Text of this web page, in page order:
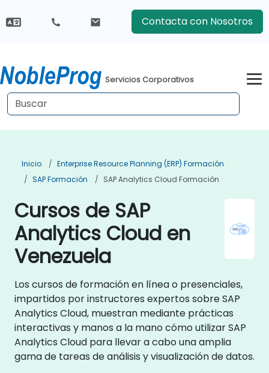
Contacta con Nosotros
Servicios Corporativos
Inicio
Enterprise Resource Planning (ERP) Formación
SAP Formación
SAP Analytics Cloud Formación
Cursos de SAP
Analytics Cloud en
Venezuela
Los cursos de formación en línea o presenciales,
impartidos por instructores expertos sobre SAP
Analytics Cloud, muestran mediante prácticas
interactivas y manos a la mano cómo utilizar SAP
Analytics Cloud para llevar a cabo una amplia
gama de tareas de análisis y visualización de datos.